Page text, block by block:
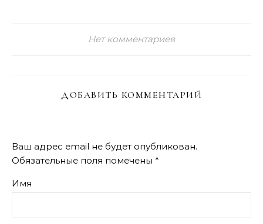
Нет комментариев
ДОБАВИТЬ КОММЕНТАРИЙ
Ваш адрес email не будет опубликован.
Обязательные поля помечены *
Имя